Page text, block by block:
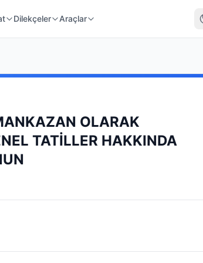
Dilekçeler Araçlar
OLARAK
TATİLLER HAKKINDA